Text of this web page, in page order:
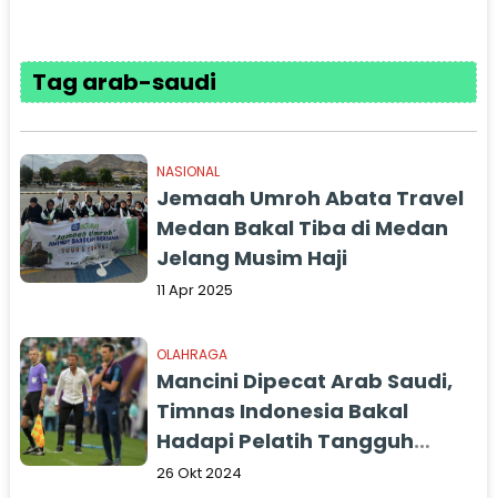
Tag arab-saudi
NASIONAL
Jemaah Umroh Abata Travel
Medan Bakal Tiba di Medan
Jelang Musim Haji
11 Apr 2025
OLAHRAGA
Mancini Dipecat Arab Saudi,
Timnas Indonesia Bakal
Hadapi Pelatih Tangguh
yang Kalahkan Messi dan
26 Okt 2024